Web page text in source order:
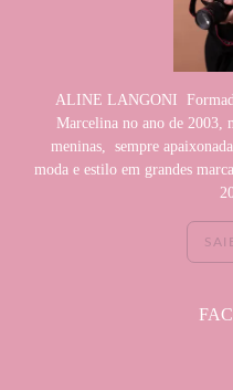
ALINE LANGONI
Marcelina no ano de 2003,
meninas, sempre
moda e estilo em grandes